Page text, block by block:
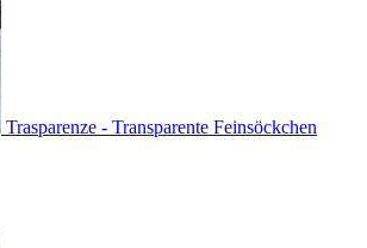
Trasparenze - Transparente Feinsöckchen